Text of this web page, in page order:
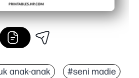
anak-anak #seni madie